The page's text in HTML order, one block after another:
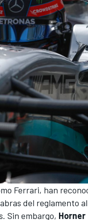
Ferrari, han
del reglamento
. Sin embargo, Horner